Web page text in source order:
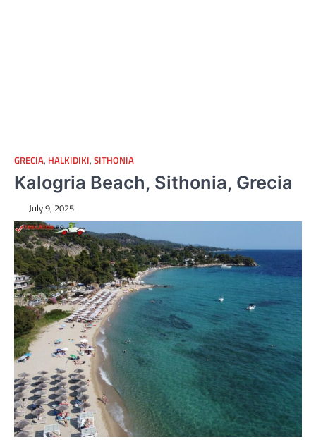
GRECIA, HALKIDIKI, SITHONIA
Kalogria Beach, Sithonia, Grecia
July 9, 2025